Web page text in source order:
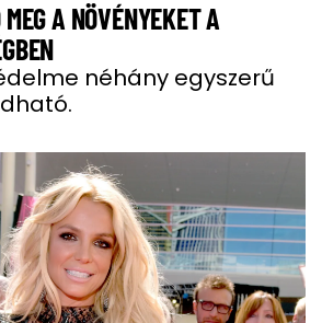
A NÖVÉNYEKET A
néhány egyszerű